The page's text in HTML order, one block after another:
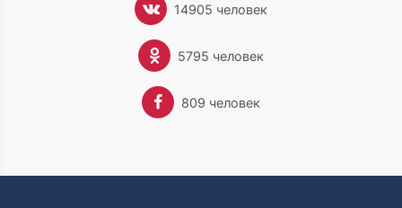
14905 человек
5795 человек
809 человек